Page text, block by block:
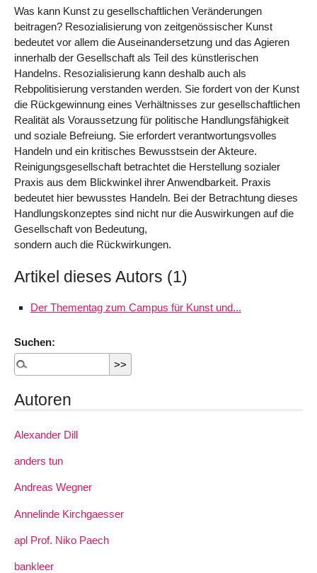
Was kann Kunst zu gesellschaftlichen Veränderungen
beitragen? Resozialisierung von zeitgenössischer Kunst
bedeutet vor allem die Auseinandersetzung und das Agieren
innerhalb der Gesellschaft als Teil des künstlerischen
Handelns. Resozialisierung kann deshalb auch als
Rebpolitisierung verstanden werden. Sie fordert von der Kunst
die Rückgewinnung eines Verhältnisses zur gesellschaftlichen
Realität als Voraussetzung für politische Handlungsfähigkeit
und soziale Befreiung. Sie erfordert verantwortungsvolles
Handeln und ein kritisches Bewusstsein der Akteure.
Reinigungsgesellschaft betrachtet die Herstellung sozialer
Praxis aus dem Blickwinkel ihrer Anwendbarkeit. Praxis
bedeutet hier bewusstes Handeln. Bei der Betrachtung dieses
Handlungskonzeptes sind nicht nur die Auswirkungen auf die
Gesellschaft von Bedeutung,
sondern auch die Rückwirkungen.
Artikel dieses Autors (1)
Der Thementag zum Campus für Kunst und...
Suchen:
Autoren
Alexander Dill
anders tun
Andreas Wegner
Annelinde Kirchgaesser
apl Prof. Niko Paech
bankleer